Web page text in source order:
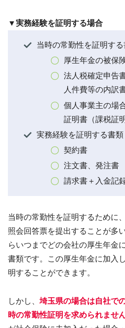
▼実務経験を証明する場合
当時の常勤性を証明する
厚生年金の被保
法人税確定申告
人件費等の内訳
個人事業主の場
証明書（課税証
実務経験を証明する書類
契約書
注文書、発注書
請求書＋入金記
当時の常勤性を証明するために
照会回答票を提出することが多
らいつまでどの会社の厚生年金
書類です。この厚生年金に加入
明することができます。
しかし、 埼玉県の場合は自社で
時の常勤性証明を求められませ